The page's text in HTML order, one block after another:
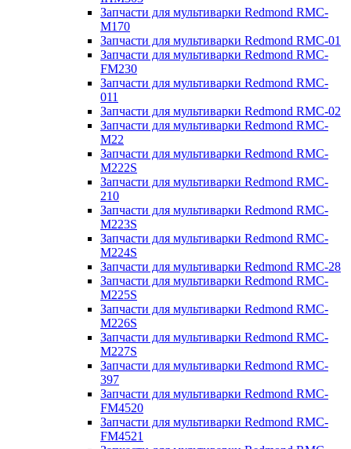
Запчасти для мультиварки Redmond RMC-
M170
Запчасти для мультиварки Redmond RMC-01
Запчасти для мультиварки Redmond RMC-
FM230
Запчасти для мультиварки Redmond RMC-
011
Запчасти для мультиварки Redmond RMC-02
Запчасти для мультиварки Redmond RMC-
M22
Запчасти для мультиварки Redmond RMC-
M222S
Запчасти для мультиварки Redmond RMC-
210
Запчасти для мультиварки Redmond RMC-
M223S
Запчасти для мультиварки Redmond RMC-
M224S
Запчасти для мультиварки Redmond RMC-28
Запчасти для мультиварки Redmond RMC-
M225S
Запчасти для мультиварки Redmond RMC-
M226S
Запчасти для мультиварки Redmond RMC-
M227S
Запчасти для мультиварки Redmond RMC-
397
Запчасти для мультиварки Redmond RMC-
FM4520
Запчасти для мультиварки Redmond RMC-
FM4521